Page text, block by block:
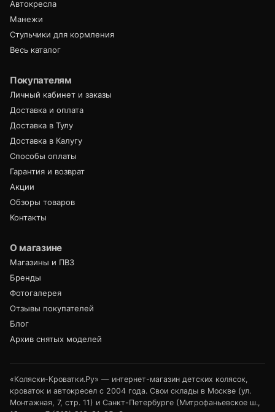
Автокресла
Манежи
Стульчики для кормления
Весь каталог
Покупателям
Личный кабинет и заказы
Доставка и оплата
Доставка в Тулу
Доставка в Калугу
Способы оплаты
Гарантия и возврат
Акции
Обзоры товаров
Контакты
О магазине
Магазины и ПВЗ
Бренды
Фотогалерея
Отзывы покупателей
Блог
Архив снятых моделей
«Коляски-Кроватки.Ру» — интернет-магазин детских колясок,
кроваток и автокресел с 2004 года. Свои склады в Москве (ул.
Монтажная, 7, стр. 11) и Санкт-Петербурге (Митрофаньевское ш.,